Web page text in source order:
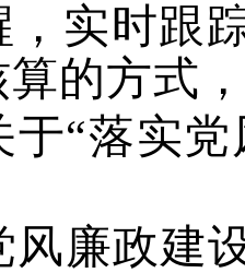
，实时跟
的方式
于“落实
风廉政建